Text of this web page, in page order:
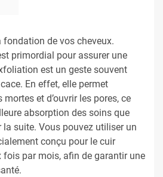
fondation de vos cheveux.
primordial pour assurer une
est un geste souvent
En effet, elle permet
mortes et d’ouvrir les pores, ce
absorption des soins que
suite. Vous pouvez utiliser un
conçu pour le cuir
fois par mois, afin de garantir une